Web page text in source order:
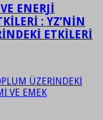
ENERJİ
: YZ’NİN
ETKİLERİ